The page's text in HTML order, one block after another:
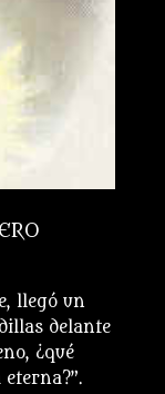
llegó un
delante
¿qué